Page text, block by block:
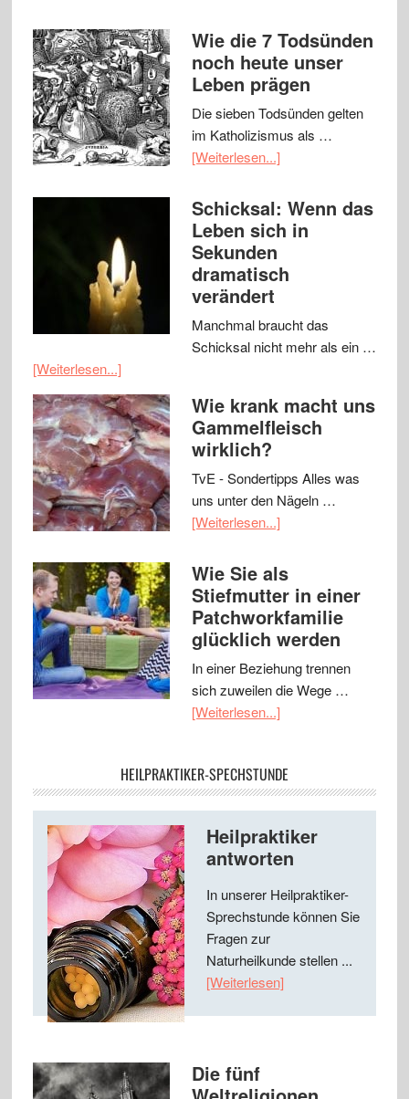
Wie die 7 Todsünden
noch heute unser
Leben prägen
Die sieben Todsünden gelten
im Katholizismus als …
[Weiterlesen...]
Schicksal: Wenn das
Leben sich in
Sekunden
dramatisch
verändert
Manchmal braucht das
Schicksal nicht mehr als ein …
[Weiterlesen...]
Wie krank macht uns
Gammelfleisch
wirklich?
TvE - Sondertipps Alles was
uns unter den Nägeln …
[Weiterlesen...]
Wie Sie als
Stiefmutter in einer
Patchworkfamilie
glücklich werden
In einer Beziehung trennen
sich zuweilen die Wege …
[Weiterlesen...]
HEILPRAKTIKER-SPECHSTUNDE
Heilpraktiker
antworten
In unserer Heilpraktiker-
Sprechstunde können Sie
Fragen zur
Naturheilkunde stellen ...
[Weiterlesen]
Die fünf